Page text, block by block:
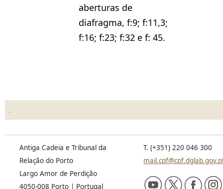
aberturas de
diafragma, f:9; f:11,3;
f:16; f:23; f:32 e f: 45.
.
Antiga Cadeia e Tribunal da
Relação do Porto
Largo Amor de Perdição
4050-008 Porto | Portugal
T. (+351) 220 046 300